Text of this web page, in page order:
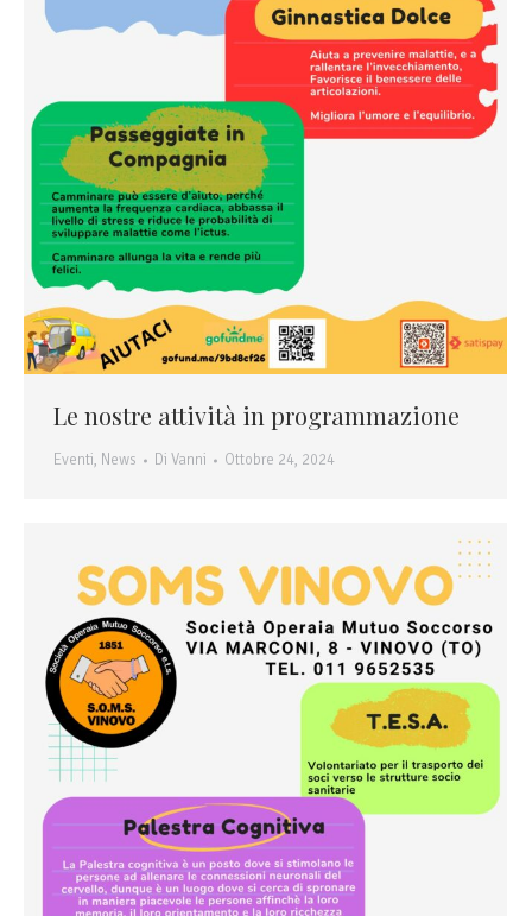
Le nostre attività in programmazione
Eventi, News Di Vanni Ottobre 24, 2024